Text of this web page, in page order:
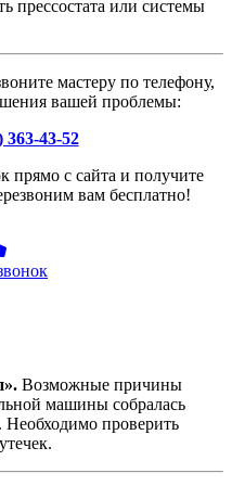
прессостата или системы
мастеру по телефону,
вашей проблемы:
363-43-52
прямо с сайта и получите
вам бесплатно!
Возможные причины
машины собралась
Необходимо проверить